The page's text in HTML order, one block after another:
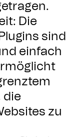
Die
sind
einfach
die
zu